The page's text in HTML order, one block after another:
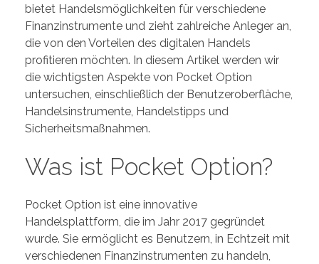
bietet Handelsmöglichkeiten für verschiedene
Finanzinstrumente und zieht zahlreiche Anleger an,
die von den Vorteilen des digitalen Handels
profitieren möchten. In diesem Artikel werden wir
die wichtigsten Aspekte von Pocket Option
untersuchen, einschließlich der Benutzeroberfläche,
Handelsinstrumente, Handelstipps und
Sicherheitsmaßnahmen.
Was ist Pocket Option?
Pocket Option ist eine innovative
Handelsplattform, die im Jahr 2017 gegründet
wurde. Sie ermöglicht es Benutzern, in Echtzeit mit
verschiedenen Finanzinstrumenten zu handeln,